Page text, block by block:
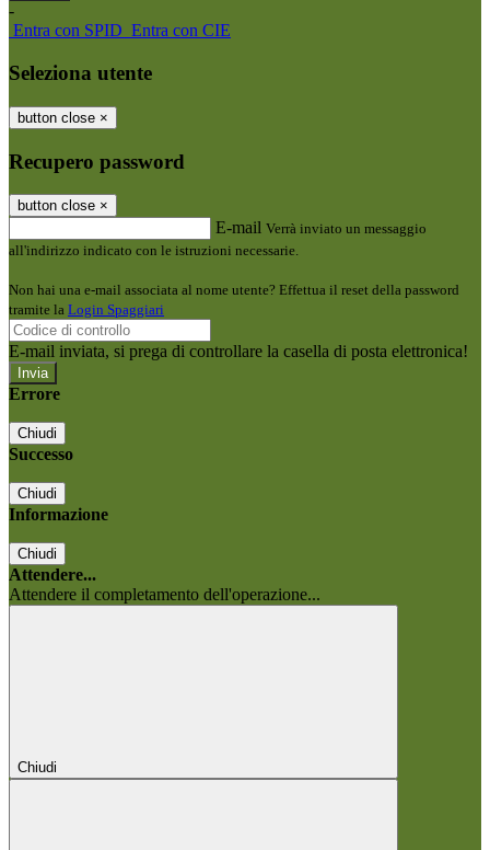
-
Entra con SPID Entra con CIE
Seleziona utente
button close ×
Recupero password
button close ×
E-mail Verrà inviato un messaggio
all'indirizzo indicato con le istruzioni necessarie.
Non hai una e-mail associata al nome utente? Effettua il reset della password
tramite la Login Spaggiari
E-mail inviata, si prega di controllare la casella di posta elettronica!
Errore
Chiudi
Successo
Chiudi
Informazione
Chiudi
Attendere...
Attendere il completamento dell'operazione...
Chiudi